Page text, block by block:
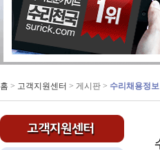
홈 > 고객지원센터 > 게시판 > 수리채용정보